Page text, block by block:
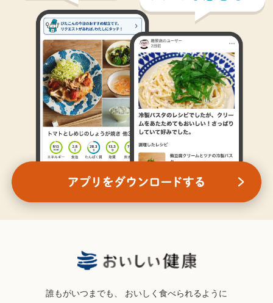
誰もがいつまでも、 おいしく食べられるように